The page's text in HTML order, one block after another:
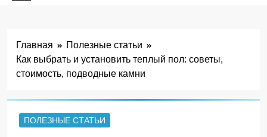
Главная
Полезные статьи
Как выбрать и установить теплый пол: советы,
стоимость, подводные камни
ПОЛЕЗНЫЕ СТАТЬИ